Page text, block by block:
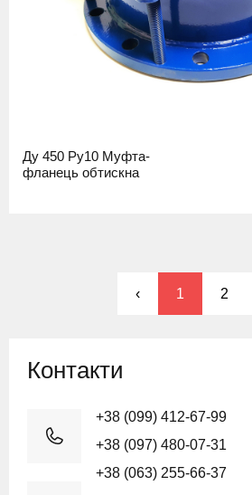
Ду 450 Ру10 Муфта-
фланець обтискна
‹ 1 2
Контакти
+38 (099) 412-67-99
+38 (097) 480-07-31
+38 (063) 255-66-37